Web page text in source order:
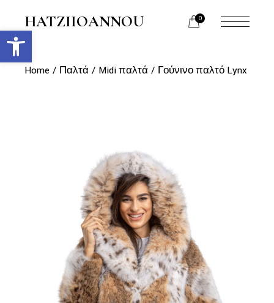
Ανοίξτε τη γραμμή εργαλείων
content
HATZIIOANNOU 0
menu
Home Παλτά Midi παλτά Γούνινο παλτό Lynx